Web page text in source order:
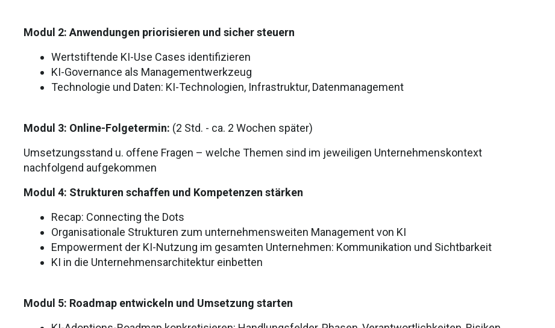
Modul 2: Anwendungen priorisieren und sicher steuern
Wertstiftende KI-Use Cases identifizieren
KI-Governance als Managementwerkzeug
Technologie und Daten: KI-Technologien, Infrastruktur, Datenmanagement
Modul 3: Online-Folgetermin: (2 Std. - ca. 2 Wochen später)
Umsetzungsstand u. offene Fragen – welche Themen sind im jeweiligen Unternehmenskontext
nachfolgend aufgekommen
Modul 4: Strukturen schaffen und Kompetenzen stärken
Recap: Connecting the Dots
Organisationale Strukturen zum unternehmensweiten Management von KI
Empowerment der KI-Nutzung im gesamten Unternehmen: Kommunikation und Sichtbarkeit
KI in die Unternehmensarchitektur einbetten
Modul 5: Roadmap entwickeln und Umsetzung starten